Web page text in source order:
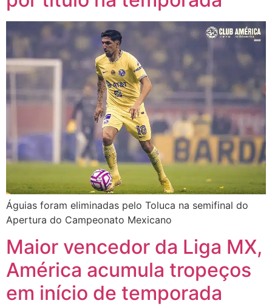
Águias foram eliminadas pelo Toluca na semifinal do
Apertura do Campeonato Mexicano
Maior vencedor da Liga MX,
América acumula tropeços
em início de temporada